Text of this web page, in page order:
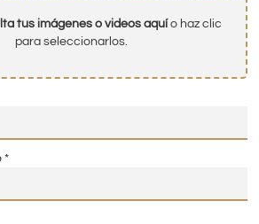
tus imágenes o videos aquío haz clic
para seleccionarlos.
*